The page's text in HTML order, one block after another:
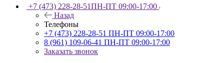
+7 (473) 228-28-51ПН-ПТ 09:00-17:00
Назад
Телефоны
+7 (473) 228-28-51 ПН-ПТ 09:00-17:00
8 (961) 109-06-41 ПН-ПТ 09:00-17:00
Заказать звонок